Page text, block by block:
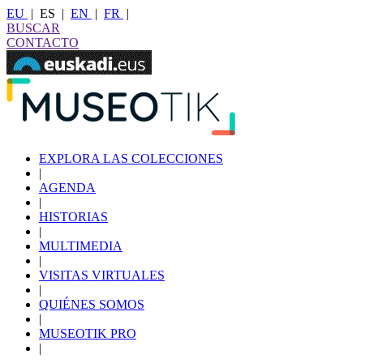
EU | ES | EN | FR
|
BUSCAR
CONTACTO
EXPLORA LAS COLECCIONES
|
AGENDA
|
HISTORIAS
|
MULTIMEDIA
|
VISITAS VIRTUALES
|
QUIÉNES SOMOS
|
MUSEOTIK PRO
|